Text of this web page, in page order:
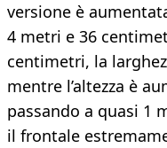
versione è
4 metri e 36
centimetri, la
mentre l’altezza è
passando a quasi 1
il frontale